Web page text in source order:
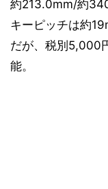
約213.0mm/約
キーピッチは約
だが、税別5,000
能。